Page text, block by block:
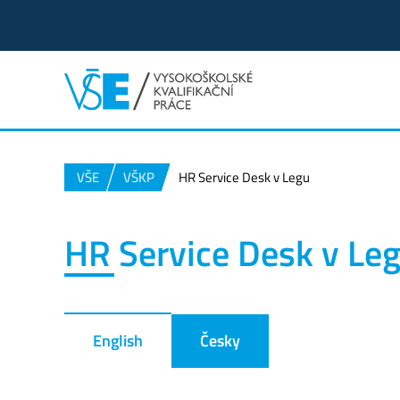
VŠE VŠKP HR Service Desk v Legu
HR Service Desk v
English Česky